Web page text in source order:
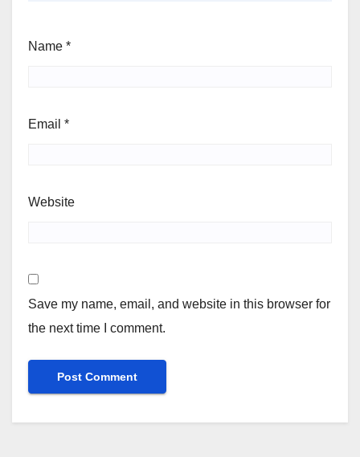
Name *
Email *
Website
Save my name, email, and website in this browser for
the next time I comment.